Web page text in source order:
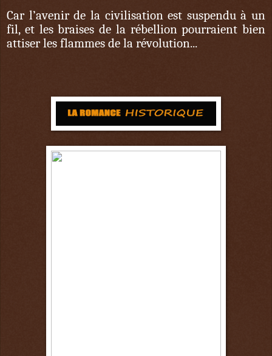
Car l’avenir de la civilisation est suspendu à un
fil, et les braises de la rébellion pourraient bien
attiser les flammes de la révolution...